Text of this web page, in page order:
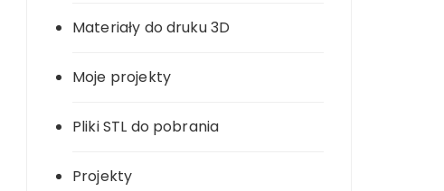
Materiały do druku 3D
Moje projekty
Pliki STL do pobrania
Projekty